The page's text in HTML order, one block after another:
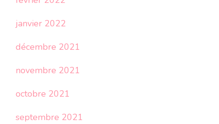
janvier 2022
décembre 2021
novembre 2021
octobre 2021
septembre 2021